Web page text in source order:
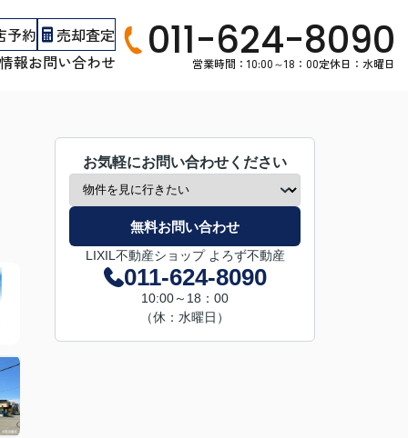
予約
売却査定
報お問い合わせ 011-624-8090
営業時間：10:00～18：00定休日：水曜日
お気軽にお問い合わせください
無料お問い合わせ
LIXIL不動産ショップ よろず不動産
011-624-8090
10:00～18：00
（休：水曜日）